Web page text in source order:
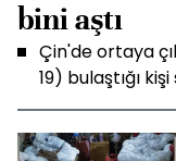
bini aştı
Çin'de ortaya
19) bulaştığı